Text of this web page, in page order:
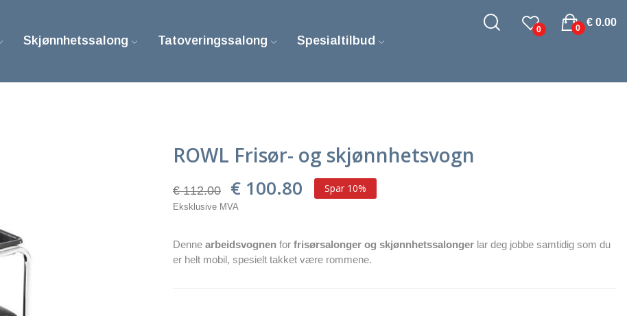
Skjønnhetssalong Tatoveringssalong Spesialtilbud
0
€ 0.00
0
ROWL Frisør- og skjønnhetsvogn
€ 112.00 € 100.80 Spar 10%
Eksklusive MVA
Denne arbeidsvognen for frisørsalonger og skjønnhetssalonger lar deg jobbe samtidig som du
er helt mobil, spesielt takket være rommene.